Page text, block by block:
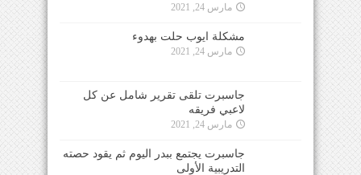
مارس 24, 2021
مشكلة ايوب حلت بهدوء
مارس 24, 2021
جاسبرت تلقى تقرير شامل عن كل
لاعبي فريقه
مارس 24, 2021
جاسبرت يجتمع ببدر اليوم ثم يقود حصته
التدريبية الأولى